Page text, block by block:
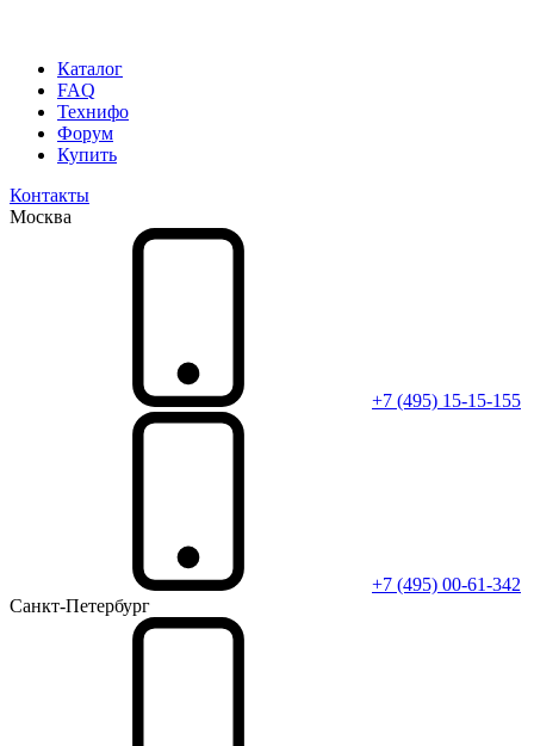
Каталог
FAQ
Технифо
Форум
Купить
Контакты
Москва
+7 (495) 15-15-155
+7 (495) 00-61-342
Санкт-Петербург